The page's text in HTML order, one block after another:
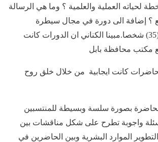
لحياته العملية والعلمية ؟ وما هي الرسالة
؟ إضافة الى دورة في مجال سيطرة
كاميرات بمشاركة (35) شخصا.مبينا الكناني ان الدورات كانت
مكتب محافظة بابل
كانت ايجابية من خلال خلق روح
بصورة سلسة وبسيطة للمنتسبين
واجوبة تطرح على شكل مناقشات بين
الموارد البشرية وبين الحاضرين في